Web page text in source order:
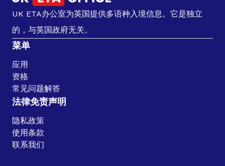
UK ETA办公室为英国提供多语种入境信息。它是独立
的，与英国政府无关。
菜单
应用
资格
常见问题解答
法律免责声明
隐私政策
使用条款
联系我们